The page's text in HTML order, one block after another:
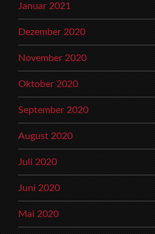
Januar 2021
Dezember 2020
November 2020
Oktober 2020
September 2020
August 2020
Juli 2020
Juni 2020
Mai 2020